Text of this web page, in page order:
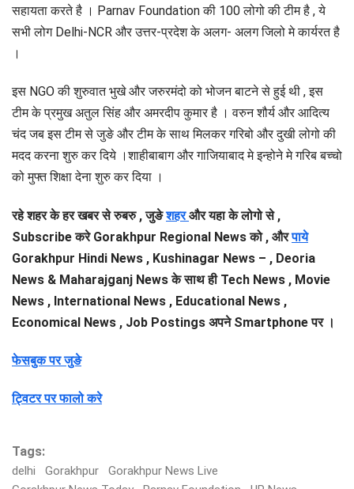
सहायता करते है । Parnav Foundation की 100 लोगो की टीम है , ये
सभी लोग Delhi-NCR और उत्तर-प्रदेश के अलग- अलग जिलो मे कार्यरत है
।
इस NGO की शुरुवात भुखे और जरुरमंदो को भोजन बाटने से हुई थी , इस
टीम के प्रमुख अतुल सिंह और अमरदीप कुमार है । वरुन शौर्य और आदित्य
चंद जब इस टीम से जुङे और टीम के साथ मिलकर गरिबो और दुखी लोगो की
मदद करना शुरु कर दिये ।शाहीबाबाग और गाजियाबाद मे इन्होने मे गरिब बच्चो
को मुफ्त शिक्षा देना शुरु कर दिया ।
रहे शहर के हर खबर से रुबरु , जुङेशहरऔर यहा के लोगो से ,
Subscribe करे Gorakhpur Regional News को , औरपाये
Gorakhpur Hindi News , Kushinagar News – , Deoria
News & Maharajganj News के साथ ही Tech News , Movie
News , International News , Educational News ,
Economical News , Job Postings अपने Smartphone पर ।
फेसबुक पर जुङे
ट्विटर पर फालो करे
Tags:
delhi Gorakhpur
Gorakhpur News Live